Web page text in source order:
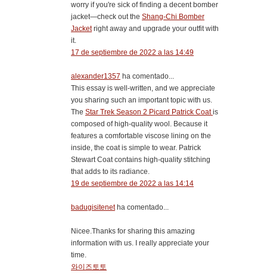
worry if you're sick of finding a decent bomber
jacket—check out the Shang-Chi Bomber
Jacketright away and upgrade your outfit with
it.
17 de septiembre de 2022 a las 14:49
alexander1357 ha comentado...
This essay is well-written, and we appreciate
you sharing such an important topic with us.
The Star Trek Season 2 Picard Patrick Coatis
composed of high-quality wool. Because it
features a comfortable viscose lining on the
inside, the coat is simple to wear. Patrick
Stewart Coat contains high-quality stitching
that adds to its radiance.
19 de septiembre de 2022 a las 14:14
badugisitenetha comentado...
Nicee.Thanks for sharing this amazing
information with us. I really appreciate your
time.
와이즈토토